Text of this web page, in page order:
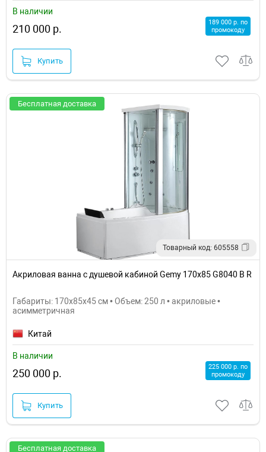
В наличии
210 000 р.
189 000 р. по
промокоду
Купить
Бесплатная доставка
Товарный код: 605558
Акриловая ванна с душевой кабиной Gemy 170x85 G8040 B R
Габариты: 170x85x45 см • Объем: 250 л • акриловые •
асимметричная
Китай
В наличии
250 000 р.
225 000 р. по
промокоду
Купить
Бесплатная доставка